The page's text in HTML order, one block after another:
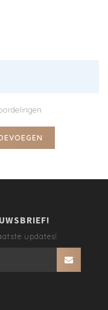
updates!